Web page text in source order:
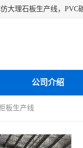
公司介绍
板生产线